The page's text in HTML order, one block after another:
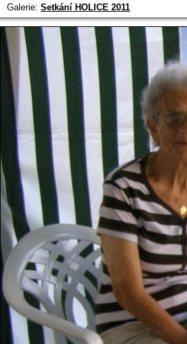
Galerie: Setkání HOLICE 2011